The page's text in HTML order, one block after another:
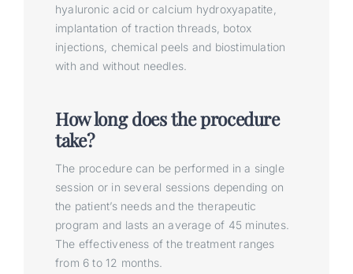
hyaluronic acid or calcium hydroxyapatite,
implantation of traction threads, botox
injections, chemical peels and biostimulation
with and without needles.
How long does the procedure
take?
The procedure can be performed in a single
session or in several sessions depending on
the patient’s needs and the therapeutic
program and lasts an average of 45 minutes.
The effectiveness of the treatment ranges
from 6 to 12 months.